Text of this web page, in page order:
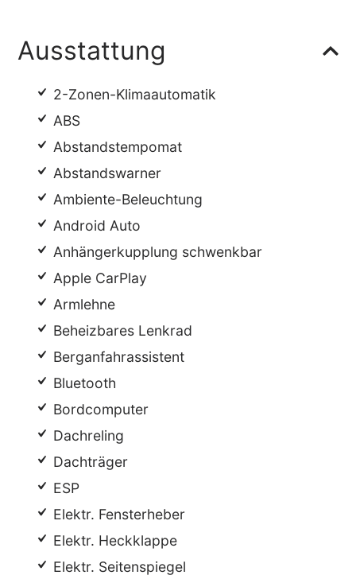
Ausstattung
2-Zonen-Klimaautomatik
ABS
Abstandstempomat
Abstandswarner
Ambiente-Beleuchtung
Android Auto
Anhängerkupplung schwenkbar
Apple CarPlay
Armlehne
Beheizbares Lenkrad
Berganfahrassistent
Bluetooth
Bordcomputer
Dachreling
Dachträger
ESP
Elektr. Fensterheber
Elektr. Heckklappe
Elektr. Seitenspiegel